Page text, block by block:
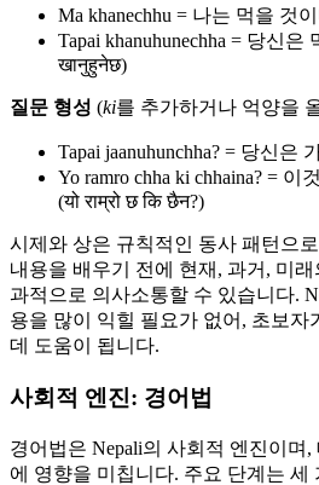
Ma khanechhu = 나는 먹을 것
Tapai khanuhunechha = 당신은
खानुहुनेछ)
질문 형성 (ki를 추가하거나 억양을
Tapai jaanuhunchha? = 당신은
Yo ramro chha ki chhaina? =
(यो राम्रो छ कि छैन?)
시제와 상은 규칙적인 동사 패턴으
내용을 배우기 전에 현재, 과거, 미
과적으로 의사소통할 수 있습니다.
용을 많이 익힐 필요가 없어, 초보자
데 도움이 됩니다.
사회적 엔진: 경어법
경어법은 Nepali의 사회적 엔진이며
에 영향을 미칩니다. 주요 단계는 세